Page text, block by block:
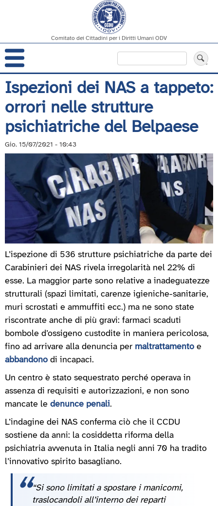
Salta
al
contenuto
principale
Comitato dei Cittadini per i Diritti Umani ODV
Navigazione
principale
Ispezioni dei NAS a tappeto:
orrori nelle strutture
psichiatriche del Belpaese
Gio. 15/07/2021 - 10:43
L’ispezione di 536 strutture psichiatriche da parte dei
Carabinieri dei NAS rivela irregolarità nel 22% di
esse. La maggior parte sono relative a inadeguatezze
strutturali (spazi limitati, carenze igieniche-sanitarie,
muri scrostati e ammuffiti ecc.) ma ne sono state
riscontrate anche di più gravi: farmaci scaduti
bombole d’ossigeno custodite in maniera pericolosa,
fino ad arrivare alla denuncia per maltrattamento e
abbandono di incapaci.
Un centro è stato sequestrato perché operava in
assenza di requisiti e autorizzazioni, e non sono
mancate le denunce penali.
L’indagine dei NAS conferma ciò che il CCDU
sostiene da anni: la cosiddetta riforma della
psichiatria avvenuta in Italia negli anni 70 ha tradito
l’innovativo spirito basagliano.
“Si sono limitati a spostare i manicomi,
traslocandoli all’interno dei reparti